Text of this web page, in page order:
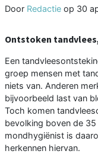
Door Redactie op 30
Ontstoken
Een
groep mensen met
niets van. Anderen
bijvoorbeeld last van
Toch komen
bevolking boven de
mondhygiënist is
herkennen hiervan.